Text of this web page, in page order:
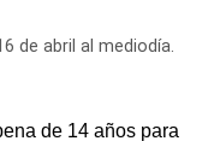
de abril al mediodía.
de 14 años para